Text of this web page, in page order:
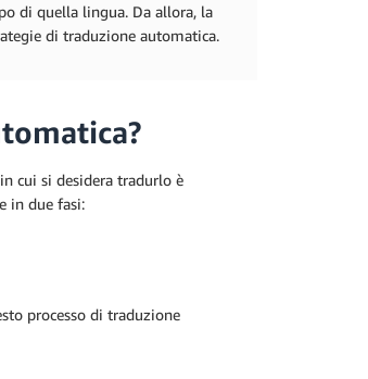
di quella lingua. Da allora, la
di traduzione automatica.
cui si desidera tradurlo è
in due fasi:
processo di traduzione